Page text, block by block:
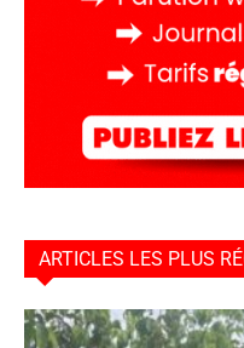
ARTICLES LES PLUS